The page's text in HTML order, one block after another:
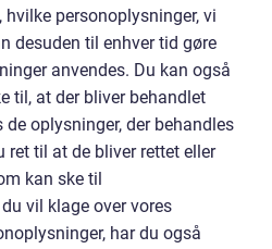
personoplysninger, vi
desuden til enhver tid gøre
anvendes. Du kan også
til, at der bliver behandlet
oplysninger, der behandles
ret til at de bliver rettet eller
kan ske til
vil klage over vores
har du også